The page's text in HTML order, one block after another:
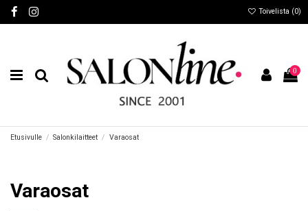
Toivelista (0)
0
Etusivulle Salonkilaitteet Varaosat
Varaosat